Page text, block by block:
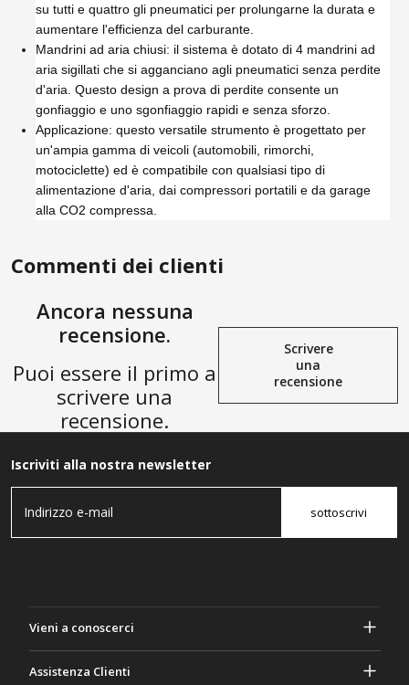
su tutti e quattro gli pneumatici per prolungarne la durata e
aumentare l'efficienza del carburante.
Mandrini ad aria chiusi: il sistema è dotato di 4 mandrini ad
aria sigillati che si agganciano agli pneumatici senza perdite
d'aria. Questo design a prova di perdite consente un
gonfiaggio e uno sgonfiaggio rapidi e senza sforzo.
Applicazione: questo versatile strumento è progettato per
un'ampia gamma di veicoli (automobili, rimorchi,
motociclette) ed è compatibile con qualsiasi tipo di
alimentazione d'aria, dai compressori portatili e da garage
alla CO2 compressa.
Commenti dei clienti
Ancora nessuna
recensione.
Puoi essere il primo a
scrivere una
recensione.
Scrivere
una
recensione
Iscriviti alla nostra newsletter
sottoscrivi
Vieni a conoscerci
Assistenza Clienti